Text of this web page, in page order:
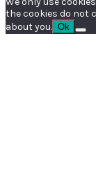
the cookies do not
about you. Ok